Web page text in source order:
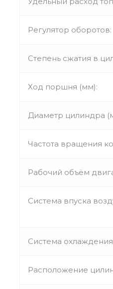
Регулятор оборотов:
Степень сжатия в
Ход поршня (мм):
Диаметр цилиндра
Частота вращения
Рабочий объём
Система впуска
Система
Расположение